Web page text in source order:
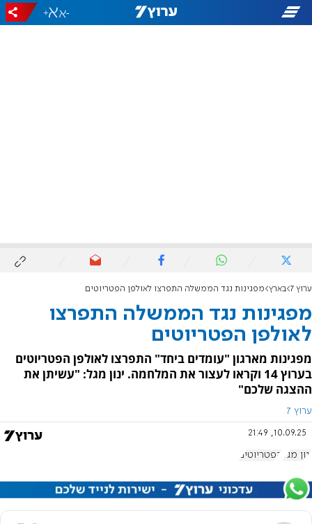
-
+
ערוץ 7 בארץ מפגינות נגד הממשלה התפרצו לאולפן הפטריוטים
מפגינות נגד הממשלה התפרצו
לאולפן הפטריוטים
מפגינות מארגון "עומדים ביחד" התפרצו לאולפן הפטריוטים
בערוץ 14 וקראו לעצור את המלחמה. ינון מגל: "עשיתן את
ההצגה שלכם"
ערוץ 7
10.09.25, 21:49
ינון מגל הפטריוטים